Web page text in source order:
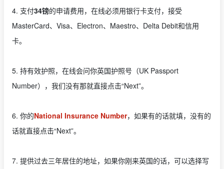
4. 支付34镑的申请费用，在线必须用银行卡支付，接受
MasterCard、Visa、Electron、Maestro、Delta Debit和信用
卡。
5. 持有效护照，在线会问你英国护照号（UK Passport
Number），我们没有那就直接点击“Next”。
6. 你的National Insurance Number，如果有的话就填，没有的
话就直接点击“Next”。
7. 提供过去三年居住的地址，如果你刚来英国的话，可以选择写